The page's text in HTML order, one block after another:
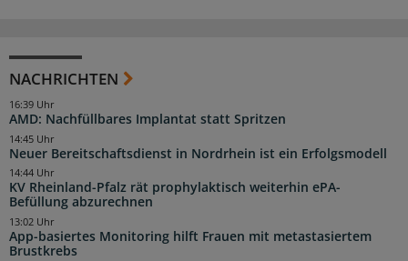
NACHRICHTEN
AMD: Nachfüllbares Implantat statt Spritzen
16:39 Uhr
Neuer Bereitschaftsdienst in Nordrhein ist ein Erfolgsmodell
14:45 Uhr
KV Rheinland-Pfalz rät prophylaktisch weiterhin ePA-
Befüllung abzurechnen
14:44 Uhr
App-basiertes Monitoring hilft Frauen mit metastasiertem
Brustkrebs
13:02 Uhr